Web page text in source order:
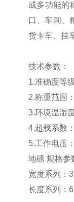
成多功能的
口、车间、
货卡车、挂
技术参数：
1.准确度等
2.称重范围
3.环境温湿
4.超载系数
5.工作电压
地磅 规格参
宽度系列：
长度系列：